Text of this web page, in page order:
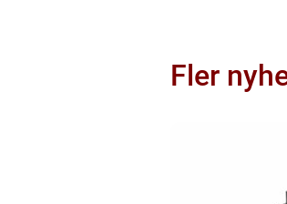
Fler